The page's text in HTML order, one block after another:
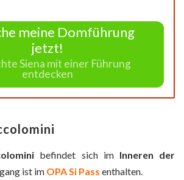
meine Domführung
jetzt!
Siena mit einer Führung
entdecken
befindet sich im Inneren der
ist im OPA Si Pass enthalten.